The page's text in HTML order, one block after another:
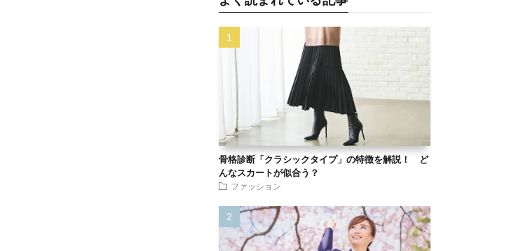
骨格診断「クラシックタイプ」の特徴を解説！ ど
んなスカートが似合う？
ファッション